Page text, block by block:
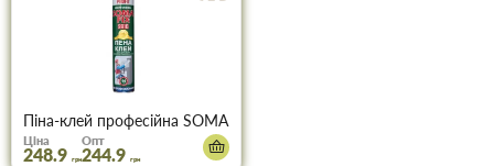
Піна-клей професійна SOMA FIX 916 750 мл
Ціна
248.9 грн
Опт
244.9 грн